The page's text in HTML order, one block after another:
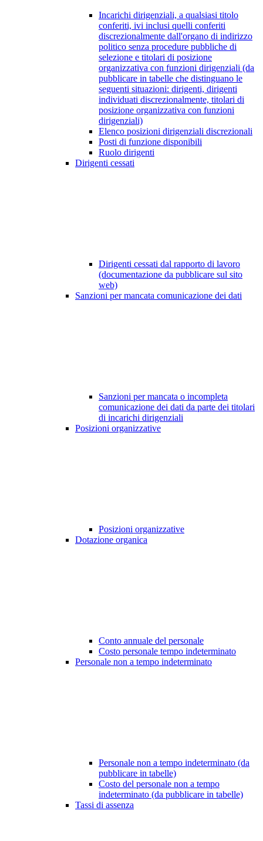
Incarichi dirigenziali, a qualsiasi titolo
conferiti, ivi inclusi quelli conferiti
discrezionalmente dall'organo di indirizzo
politico senza procedure pubbliche di
selezione e titolari di posizione
organizzativa con funzioni dirigenziali (da
pubblicare in tabelle che distinguano le
seguenti situazioni: dirigenti, dirigenti
individuati discrezionalmente, titolari di
posizione organizzativa con funzioni
dirigenziali)
Elenco posizioni dirigenziali discrezionali
Posti di funzione disponibili
Ruolo dirigenti
Dirigenti cessati
Dirigenti cessati dal rapporto di lavoro
(documentazione da pubblicare sul sito
web)
Sanzioni per mancata comunicazione dei dati
Sanzioni per mancata o incompleta
comunicazione dei dati da parte dei titolari
di incarichi dirigenziali
Posizioni organizzative
Posizioni organizzative
Dotazione organica
Conto annuale del personale
Costo personale tempo indeterminato
Personale non a tempo indeterminato
Personale non a tempo indeterminato (da
pubblicare in tabelle)
Costo del personale non a tempo
indeterminato (da pubblicare in tabelle)
Tassi di assenza